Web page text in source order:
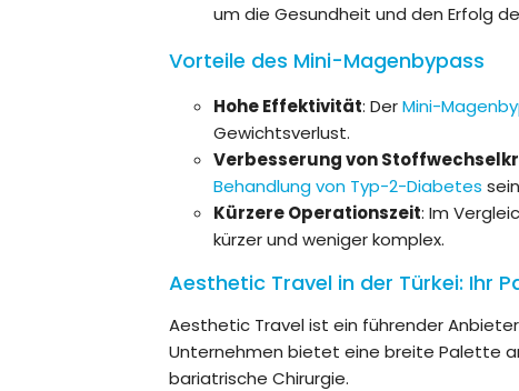
um die Gesundheit und den Erfolg
Vorteile des Mini-Magenbypass
Hohe Effektivität: DerMini-
Gewichtsverlust.
Verbesserung von
Behandlung von Typ-2-Diabetes
Kürzere Operationszeit: Im
kürzer und weniger komplex.
Aesthetic Travel in der Türkei: Ihr
Aesthetic Travel ist ein führender
Unternehmen bietet eine breite Palette
bariatrische Chirurgie.